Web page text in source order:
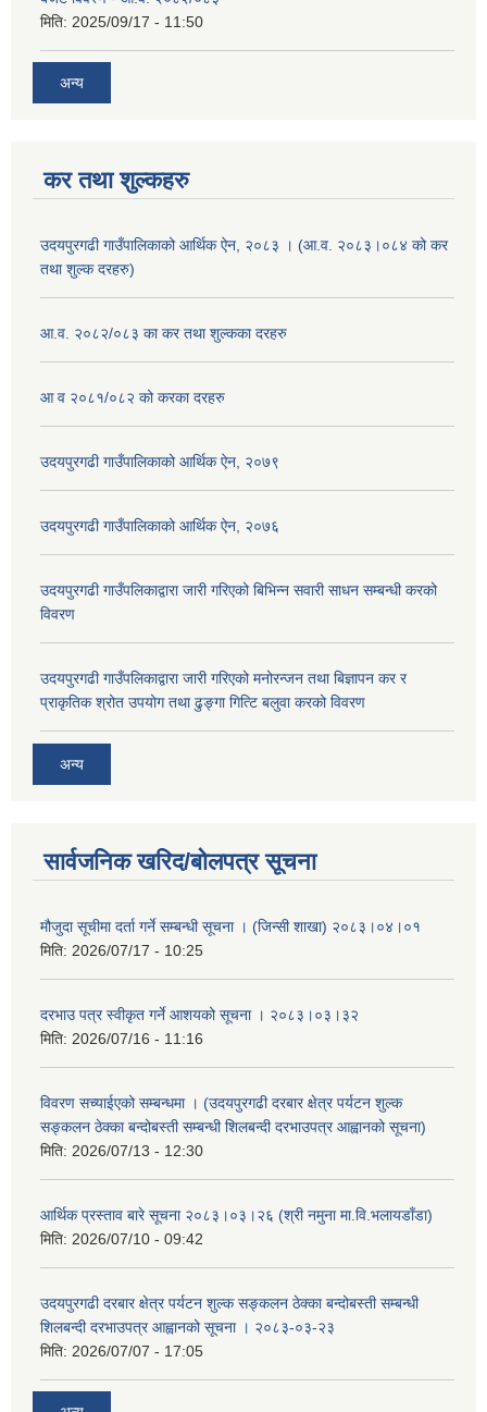
मिति: 2025/09/17 - 11:50
अन्य
कर तथा शुल्कहरु
उदयपुरगढी गाउँपालिकाको आर्थिक ऐन, २०८३ । (आ.व. २०८३।०८४ को कर
तथा शुल्क दरहरु)
आ.व. २०८२/०८३ का कर तथा शुल्कका दरहरु
आ व २०८१/०८२ को करका दरहरु
उदयपुरगढी गाउँपालिकाको आर्थिक ऐन, २०७९
उदयपुरगढी गाउँपालिकाको आर्थिक ऐन, २०७६
उदयपुरगढी गाउँपलिकाद्वारा जारी गरिएको बिभिन्न सवारी साधन सम्बन्धी करको
विवरण
उदयपुरगढी गाउँपलिकाद्वारा जारी गरिएको मनोरन्जन तथा बिज्ञापन कर र
प्राकृतिक श्रोत उपयोग तथा ढुङ्गा गित्टि बलुवा करको विवरण
अन्य
सार्वजनिक खरिद/बोलपत्र सूचना
मौजुदा सूचीमा दर्ता गर्ने सम्बन्धी सूचना । (जिन्सी शाखा) २०८३।०४।०१
मिति: 2026/07/17 - 10:25
दरभाउ पत्र स्वीकृत गर्ने आशयको सूचना । २०८३।०३।३२
मिति: 2026/07/16 - 11:16
विवरण सच्याईएको सम्बन्धमा । (उदयपुरगढी दरबार क्षेत्र पर्यटन शुल्क
सङ्कलन ठेक्का बन्दोबस्ती सम्बन्धी शिलबन्दी दरभाउपत्र आह्वानको सूचना)
मिति: 2026/07/13 - 12:30
आर्थिक प्रस्ताव बारे सूचना २०८३।०३।२६ (श्री नमुना मा.वि.भलायडाँडा)
मिति: 2026/07/10 - 09:42
उदयपुरगढी दरबार क्षेत्र पर्यटन शुल्क सङ्कलन ठेक्का बन्दोबस्ती सम्बन्धी
शिलबन्दी दरभाउपत्र आह्वानको सूचना । २०८३-०३-२३
मिति: 2026/07/07 - 17:05